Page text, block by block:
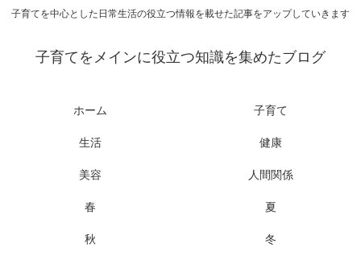
子育てを中心とした日常生活の役立つ情報を載せた記事をアップしていきます
子育てをメインに役立つ知識を集めたブログ
ホーム 子育て
生活 健康
美容 人間関係
春 夏
秋 冬